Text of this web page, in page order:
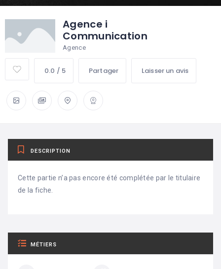
Agence i
Communication
Agence
0.0 / 5 Partager Laisser un avis
DESCRIPTION
Cette partie n’a pas encore été complétée par le titulaire
de la fiche.
MÉTIERS